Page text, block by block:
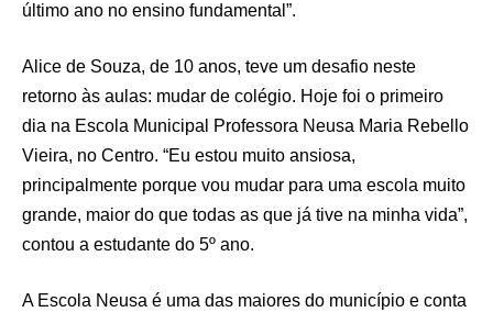
último ano no ensino fundamental”.
Alice de Souza, de 10 anos, teve um desafio neste
retorno às aulas: mudar de colégio. Hoje foi o primeiro
dia na Escola Municipal Professora Neusa Maria Rebello
Vieira, no Centro. “Eu estou muito ansiosa,
principalmente porque vou mudar para uma escola muito
grande, maior do que todas as que já tive na minha vida”,
contou a estudante do 5º ano.
A Escola Neusa é uma das maiores do município e conta